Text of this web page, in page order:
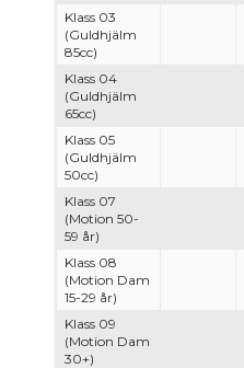
Klass 03
(Guldhjälm
85cc)
Klass 04
(Guldhjälm
65cc)
Klass 05
(Guldhjälm
50cc)
Klass 07
(Motion 50-
59 år)
Klass 08
(Motion Dam
15-29 år)
Klass 09
(Motion Dam
30+)